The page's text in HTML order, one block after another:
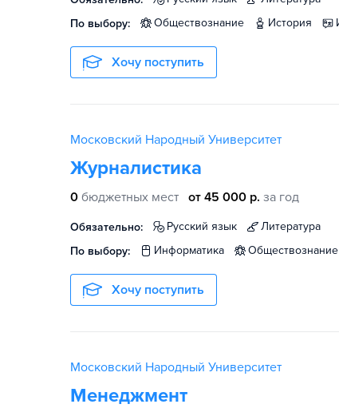
По выбору:
обществознание история
Хочу поступить
Московский Народный Университет
Журналистика
0 бюджетных мест от 45 000 р. за год
Обязательно: русский язык
литература
По выбору:
информатика обществознание
Хочу поступить
Московский Народный Университет
Менеджмент